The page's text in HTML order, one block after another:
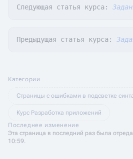
Следующая статья курса:
Предыдущая статья курса:
Категории
Страницы с ошибками в подсветке
Курс Разработка приложений
Последнее изменение
Эта страница в последний раз была
10:59.